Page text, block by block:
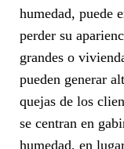
humedad, puede
perder su
grandes o
pueden generar
quejas de los
se centran en
humedad, en